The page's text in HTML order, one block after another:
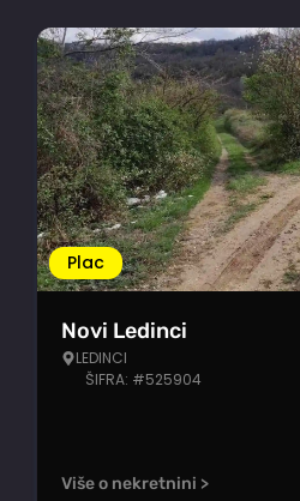
Plac
Novi Ledinci
LEDINCI
ŠIFRA: #525904
Više o nekretnini >